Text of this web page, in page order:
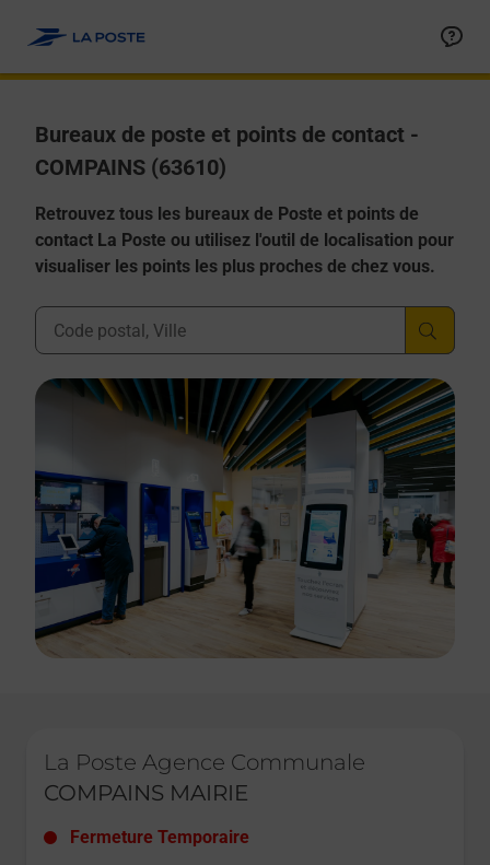
Bureaux de poste et points de contact -
COMPAINS (63610)
Retrouvez tous les bureaux de Poste et points de
contact La Poste ou utilisez l'outil de localisation pour
visualiser les points les plus proches de chez vous.
Ville, Département, Code Postal
La Poste Agence Communale
COMPAINS MAIRIE
Fermeture Temporaire